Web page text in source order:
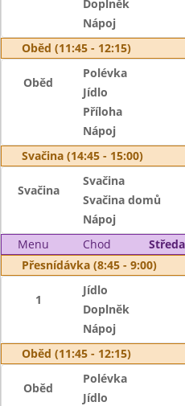
Doplněk
Nápoj
Oběd (11:45 - 12:15)
Oběd
Polévka
Jídlo
Příloha
Nápoj
Svačina (14:45 - 15:00)
Svačina
Svačina
Svačina domů
Nápoj
Menu
Chod
Přesnídávka (8:45 - 9:00)
1
Jídlo
Doplněk
Nápoj
Oběd (11:45 - 12:15)
Oběd
Polévka
Jídlo